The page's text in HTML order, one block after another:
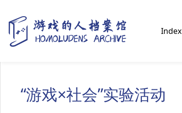
Index
“游戏×社会”实验活动